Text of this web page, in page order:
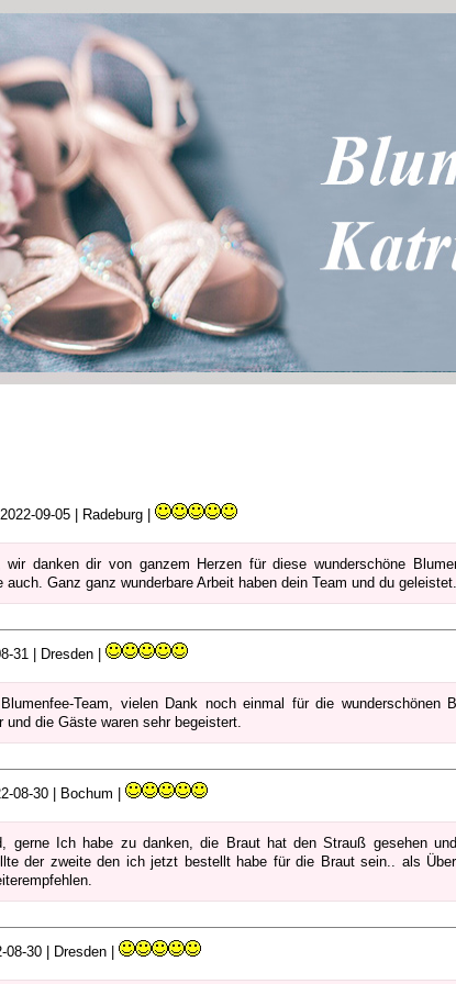
2022-09-05 | Radeburg |
wir danken dir von ganzem Herzen für diese wunderschöne
auch. Ganz ganz wunderbare Arbeit haben dein Team und du
31 | Dresden |
Team, vielen Dank noch einmal für die wunderschönen
und die Gäste waren sehr begeistert.
08-30 | Bochum |
gerne Ich habe zu danken, die Braut hat den Strauß gesehen
der zweite den ich jetzt bestellt habe für die Braut sein.. als
08-30 | Dresden |